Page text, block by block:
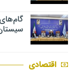
اقتصادی